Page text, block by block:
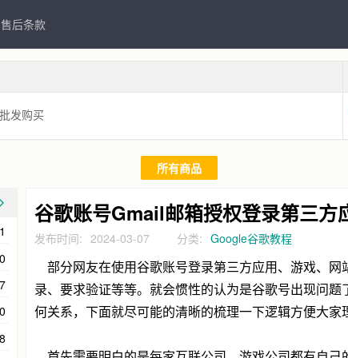
售后条款
发购买
所有商品
谷歌账号Gmail邮箱授权登录第三方
发布时间: 2024-03-07 分类: Google谷歌教程
部分网友在使用谷歌账号登录第三方应用、游戏、
录、要求验证等等。就会惯性的认为是谷歌号出现问
何关系，下面就尽可能的清晰的梳理一下逻辑方便大家